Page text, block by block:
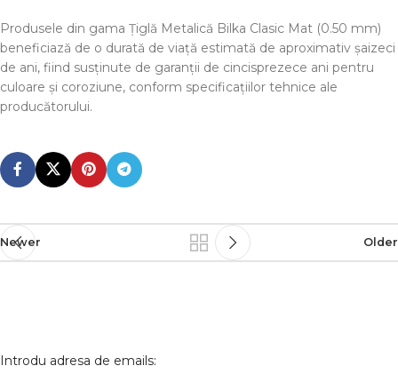
Produsele din gama Țiglă Metalică Bilka Clasic Mat (0.50 mm)
beneficiază de o durată de viață estimată de aproximativ șaizeci
de ani, fiind susținute de garanții de cincisprezece ani pentru
culoare și coroziune, conform specificațiilor tehnice ale
producătorului.
Newer Older
Introdu adresa de emails: